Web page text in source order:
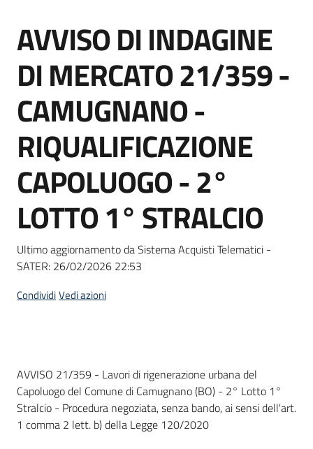
e
strumenti
acquisto
Supporto
Piattaforme
telematiche
Seguici
su
Salta al contenuto
AVVISO DI INDAGINE
DI MERCATO 21/359 -
CAMUGNANO -
RIQUALIFICAZIONE
CAPOLUOGO - 2°
LOTTO 1° STRALCIO
Ultimo aggiornamento da Sistema Acquisti Telematici -
SATER: 26/02/2026 22:53
CondividiVedi azioni
Dati del bando
AVVISO 21/359 - Lavori di rigenerazione urbana del
Capoluogo del Comune di Camugnano (BO) - 2° Lotto 1°
Stralcio - Procedura negoziata, senza bando, ai sensi dell'art.
1 comma 2 lett. b) della Legge 120/2020